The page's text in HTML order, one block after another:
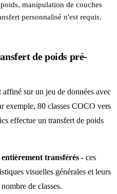
manipulation de couches
personnalisé n'est requis.
de poids pré-
sur un jeu de données avec
exemple, 80 classes COCO vers
effectue un transfert de poids
transférés - ces
visuelles générales et leurs
de classes.